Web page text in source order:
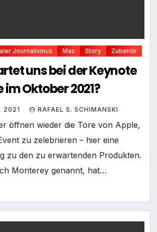
Journalismus Mac Story Zubehör
uns bei der Keynote
Oktober 2021?
2021 RAFAEL S. SCHIMANSKI
öffnen wieder die Tore von Apple,
zu zelebrieren – hier eine
zu den zu erwartenden Produkten.
Monterey genannt, hat…